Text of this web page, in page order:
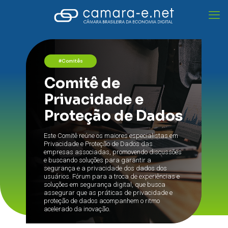
Comitê de
Privacidade e
Proteção de Dados
Este Comitê reúne os maiores especialistas em
Privacidade e Proteção de Dados das
empresas associadas, promovendo discussões
e buscando soluções para garantir a
segurança e a privacidade dos dados dos
usuários. Fórum para a troca de experiências e
soluções em segurança digital, que busca
assegurar que as práticas de privacidade e
proteção de dados acompanhem o ritmo
acelerado da inovação.
#Comitês